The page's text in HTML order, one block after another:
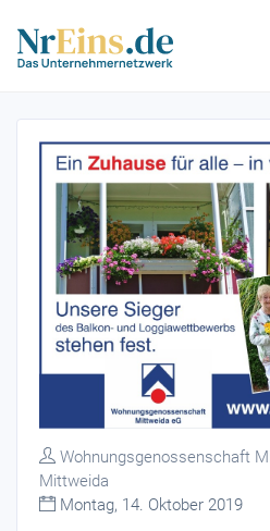
Wohnungsgenossenschaft
Mittweida
Montag, 14. Oktober 2019